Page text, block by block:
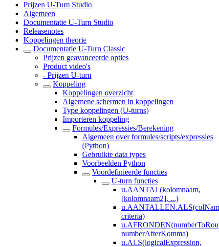
Prijzen U-Turn Studio
Algemeen
Documentatie U-Turn Studio
Releasenotes
Koppelingen theorie
Documentatie U-Turn Classic
Prijzen geavanceerde opties
Product video's
- Prijzen U-turn
Koppeling
Koppelingen overzicht
Algemene schermen in koppelingen
Type koppelingen (U-turns)
Importeren koppeling
Formules/Expressies/Berekening
Algemeen over formules/scripts/expressies
(Python)
Gebruikte data types
Voorbeelden Python
Voordefinieerde functies
U-turn functies
u.AANTAL(kolomnaam,
[kolomnaam2], ...)
criteria)
numberAfterKomma)
u.ALS(logicalExpression,